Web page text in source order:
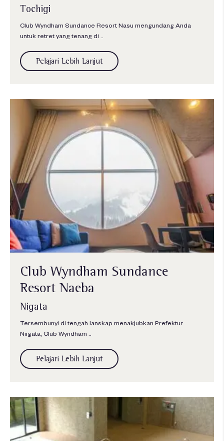
Tochigi
Club Wyndham Sundance Resort Nasu mengundang Anda
untuk retret yang tenang di ..
Pelajari Lebih Lanjut
Club Wyndham Sundance
Resort Naeba
Nigata
Tersembunyi di tengah lanskap menakjubkan Prefektur
Niigata, Club Wyndham ..
Pelajari Lebih Lanjut